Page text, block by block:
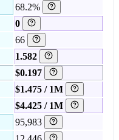
68.2%
0
66
1.582
$0.197
$1.475 / 1M
$4.425 / 1M
95,983